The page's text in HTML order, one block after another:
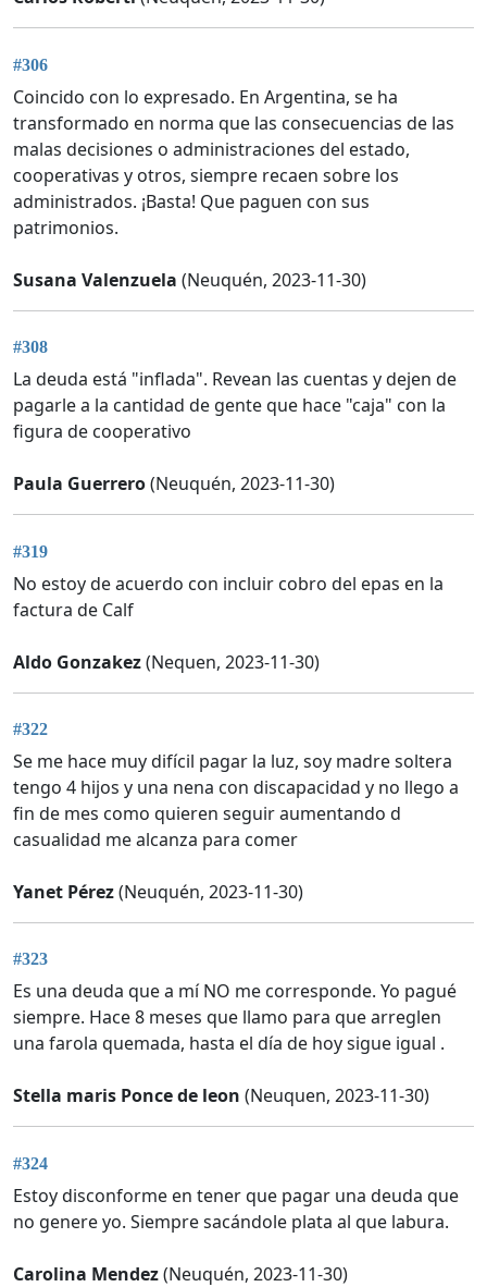
#306
Coincido con lo expresado. En Argentina, se ha
transformado en norma que las consecuencias de las
malas decisiones o administraciones del estado,
cooperativas y otros, siempre recaen sobre los
administrados. ¡Basta! Que paguen con sus
patrimonios.
Susana Valenzuela (Neuquén, 2023-11-30)
#308
La deuda está "inflada". Revean las cuentas y dejen de
pagarle a la cantidad de gente que hace "caja" con la
figura de cooperativo
Paula Guerrero(Neuquén, 2023-11-30)
#319
No estoy de acuerdo con incluir cobro del epas en la
factura de Calf
Aldo Gonzakez(Nequen, 2023-11-30)
#322
Se me hace muy difícil pagar la luz, soy madre soltera
tengo 4 hijos y una nena con discapacidad y no llego a
fin de mes como quieren seguir aumentando d
casualidad me alcanza para comer
Yanet Pérez(Neuquén, 2023-11-30)
#323
Es una deuda que a mí NO me corresponde. Yo pagué
siempre. Hace 8 meses que llamo para que arreglen
una farola quemada, hasta el día de hoy sigue igual .
Stella maris Ponce de leon (Neuquen, 2023-11-30)
#324
Estoy disconforme en tener que pagar una deuda que
no genere yo. Siempre sacándole plata al que labura.
Carolina Mendez(Neuquén, 2023-11-30)